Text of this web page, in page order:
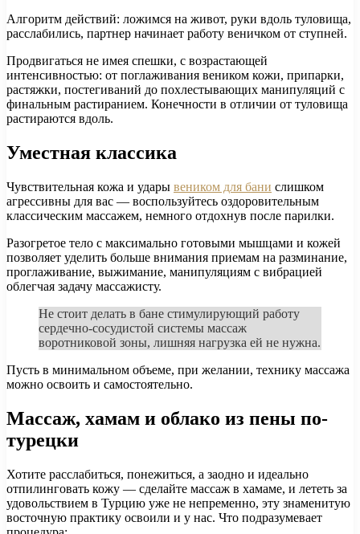
Алгоритм действий: ложимся на живот, руки вдоль туловища,
расслабились, партнер начинает работу веничком от ступней.
Продвигаться не имея спешки, с возрастающей
интенсивностью: от поглаживания веником кожи, припарки,
растяжки, постегиваний до похлестывающих манипуляций с
финальным растиранием. Конечности в отличии от туловища
растираются вдоль.
Уместная классика
Чувствительная кожа и удары веником для бани слишком
агрессивны для вас — воспользуйтесь оздоровительным
классическим массажем, немного отдохнув после парилки.
Разогретое тело с максимально готовыми мышцами и кожей
позволяет уделить больше внимания приемам на разминание,
проглаживание, выжимание, манипуляциям с вибрацией
облегчая задачу массажисту.
Не стоит делать в бане стимулирующий работу
сердечно-сосудистой системы массаж
воротниковой зоны, лишняя нагрузка ей не нужна.
Пусть в минимальном объеме, при желании, технику массажа
можно освоить и самостоятельно.
Массаж, хамам и облако из пены по-
турецки
Хотите расслабиться, понежиться, а заодно и идеально
отпилинговать кожу — сделайте массаж в хамаме, и лететь за
удовольствием в Турцию уже не непременно, эту знаменитую
восточную практику освоили и у нас. Что подразумевает